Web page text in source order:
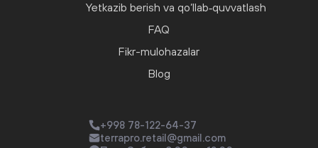
Yetkazib berish va qo‘llab‑quvvatlash
FAQ
Fikr-mulohazalar
Blog
+998 78-122-64-37
terrapro.retail@gmail.com